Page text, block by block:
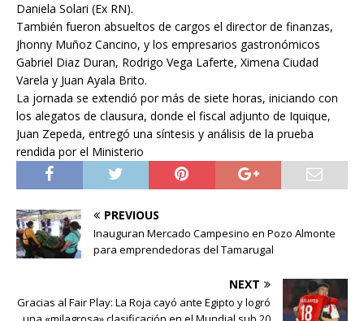
Daniela Solari (Ex RN).
También fueron absueltos de cargos el director de finanzas,
Jhonny Muñoz Cancino, y los empresarios gastronómicos
Gabriel Diaz Duran, Rodrigo Vega Laferte, Ximena Ciudad
Varela y Juan Ayala Brito.
La jornada se extendió por más de siete horas, iniciando con
los alegatos de clausura, donde el fiscal adjunto de Iquique,
Juan Zepeda, entregó una síntesis y análisis de la prueba
rendida por el Ministerio
PREVIOUS
Inauguran Mercado Campesino en Pozo Almonte
para emprendedoras del Tamarugal
NEXT
Gracias al Fair Play: La Roja cayó ante Egipto y logró